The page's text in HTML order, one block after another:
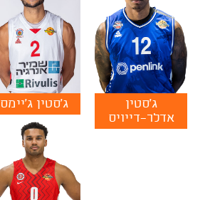
ג'סטין
אדלר-דייויס
ג'סטין ג'יימס